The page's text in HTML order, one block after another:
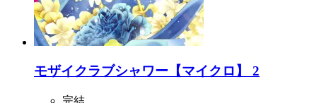
モザイクラブシャワー【マイクロ】 2
完結